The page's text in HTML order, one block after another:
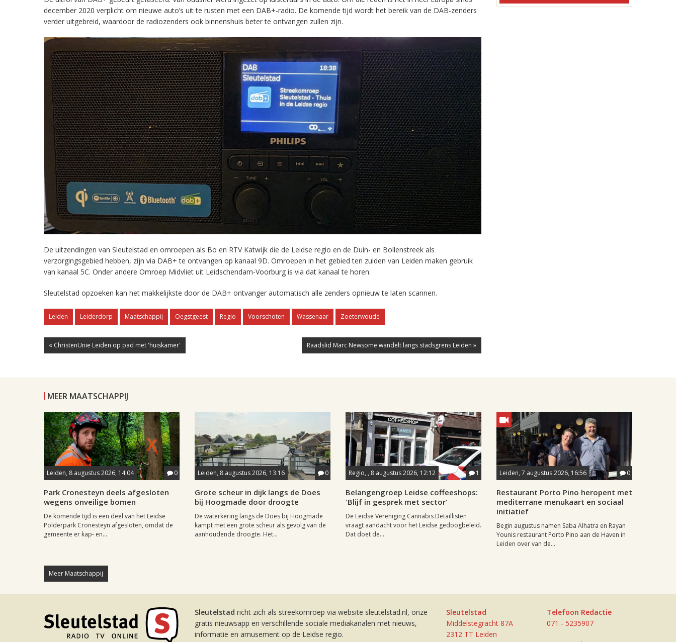
december 2020 verplicht om nieuwe auto’s uit te rusten met een DAB+-radio. De komende tijd wordt het bereik van de DAB-zenders
verder uitgebreid, waardoor de radiozenders ook binnenshuis beter te ontvangen zullen zijn.
De uitzendingen van Sleutelstad en omroepen als Bo en RTV Katwijk die de Leidse regio en de Duin- en Bollenstreek als
verzorgingsgebied hebben, zijn via DAB+ te ontvangen op kanaal 9D. Omroepen in het gebied ten zuiden van Leiden maken gebruik
van kanaal 5C. Onder andere Omroep Midvliet uit Leidschendam-Voorburg is via dat kanaal te horen.
Sleutelstad opzoeken kan het makkelijkste door de DAB+ ontvanger automatisch alle zenders opnieuw te laten scannen.
Leiden Leiderdorp Maatschappij Oegstgeest Regio Voorschoten Wassenaar Zoeterwoude
« ChristenUnie Leiden op pad met 'huiskamer' Raadslid Marc Newsome wandelt langs stadsgrens Leiden »
MEER MAATSCHAPPIJ
Leiden, 8 augustus 2026, 14:04 0
Park Cronesteyn deels afgesloten
wegens onveilige bomen
De komende tijd is een deel van het Leidse
Polderpark Cronesteyn afgesloten, omdat de
gemeente er kap- en...
Leiden, 8 augustus 2026, 13:16 0
Grote scheur in dijk langs de Does
bij Hoogmade door droogte
De waterkering langs de Does bij Hoogmade
kampt met een grote scheur als gevolg van de
aanhoudende droogte. Het...
Regio, , 8 augustus 2026, 12:12 1
Belangengroep Leidse coffeeshops:
'Blijf in gesprek met sector'
De Leidse Vereniging Cannabis Detaillisten
vraagt aandacht voor het Leidse gedoogbeleid.
Dat doet de...
Leiden, 7 augustus 2026, 16:56 0
Restaurant Porto Pino heropent met
mediterrane menukaart en sociaal
initiatief
Begin augustus namen Saba Alhatra en Rayan
Younis restaurant Porto Pino aan de Haven in
Leiden over van de...
Meer Maatschappij
Sleutelstad richt zich als streekomroep via website sleutelstad.nl, onze
gratis nieuwsapp en verschillende sociale mediakanalen met nieuws,
informatie en amusement op de Leidse regio.
Sleutelstad
Middelstegracht 87A
2312 TT Leiden
Telefoon Redactie
071 - 5235907